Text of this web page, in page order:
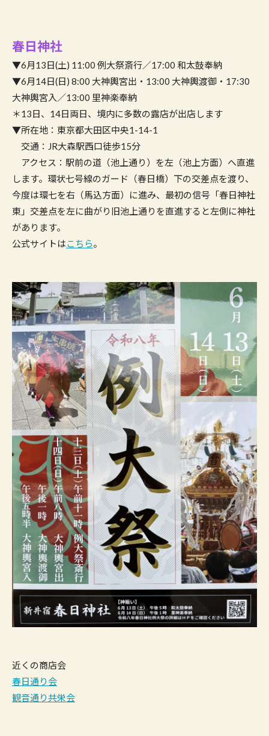
春日神社
▼6月13日(土) 11:00 例大祭斎行／17:00 和太鼓奉納
▼6月14日(日) 8:00 大神輿宮出・13:00 大神輿渡御・17:30
大神輿宮入／13:00 里神楽奉納
＊13日、14日両日、境内に多数の露店が出店します
▼所在地：東京都大田区中央1-14-1
交通：JR大森駅西口徒歩15分
アクセス：駅前の道（池上通り）を左（池上方面）へ直進
します。環状七号線のガード（春日橋）下の交差点を渡り、
今度は環七を右（馬込方面）に進み、最初の信号「春日神社
東」交差点を左に曲がり旧池上通りを直進すると左側に神社
があります。
公式サイトはこちら。
近くの商店会
春日通り会
観音通り共栄会